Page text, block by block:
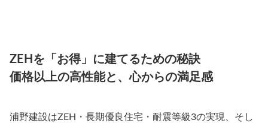
ZEHを「お得」に建てるための秘訣
価格以上の高性能と、心からの満足感
浦野建設はZEH・長期優良住宅・耐震等級3の実現、そし